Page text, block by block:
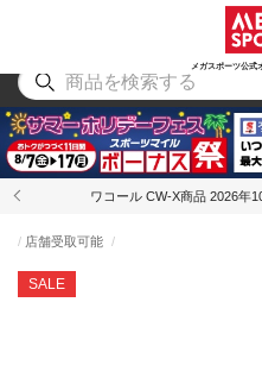
メガスポーツ公式
アウトドア
ワコール CW-X商品 2026年
SALE
店舗受取可能